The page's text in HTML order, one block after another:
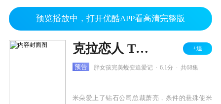
预览播放中，打开优酷APP看高清完整版
克拉恋人 TV版 +追
预告 胖女孩完美蜕变追爱记 6.1分 共68集
米朵爱上了钻石公司总裁萧亮，条件的悬殊使米